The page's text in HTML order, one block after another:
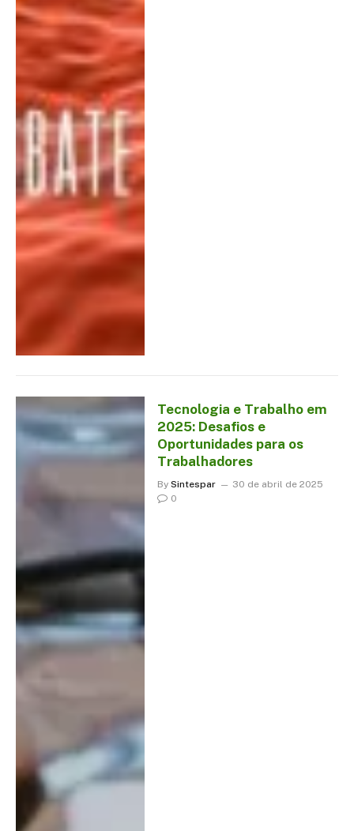
Tecnologia e Trabalho em
2025: Desafios e
Oportunidades para os
Trabalhadores
By Sintespar
30 de abril de 2025
0